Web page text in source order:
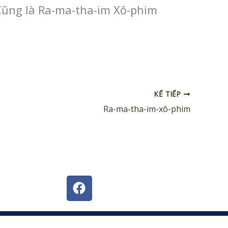
là Ra-ma-tha-im Xô-phim
KẾ TIẾP
Ra-ma-tha-im-xô-phim
F
a
c
e